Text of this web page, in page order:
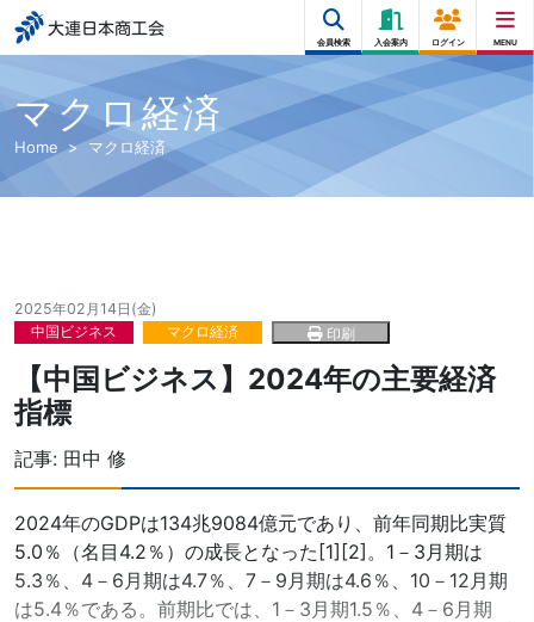
大連日本商工会
会員検索 入会案内 ログイン MENU
マクロ経済
Home マクロ経済
2025年02月14日(金)
中国ビジネス
マクロ経済 印刷
【中国ビジネス】2024年の主要経済
指標
記事: 田中 修
2024年のGDPは134兆9084億元であり、前年同期比実質
5.0％（名目4.2％）の成長となった[1][2]。1－3月期は
5.3％、4－6月期は4.7％、7－9月期は4.6％、10－12月期
は5.4％である。前期比では、1－3月期1.5％、4－6月期